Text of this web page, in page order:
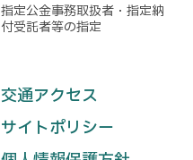
指定公金事務取扱者・指定納
付受託者等の指定
交通アクセス
サイトポリシー